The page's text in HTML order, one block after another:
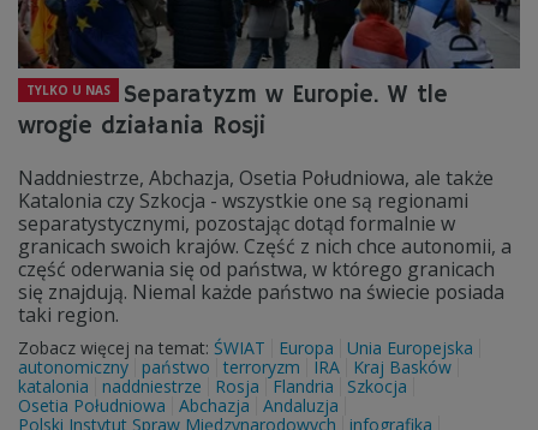
TYLKO U NAS
Separatyzm w Europie. W tle
wrogie działania Rosji
Naddniestrze, Abchazja, Osetia Południowa, ale także
Katalonia czy Szkocja - wszystkie one są regionami
separatystycznymi, pozostając dotąd formalnie w
granicach swoich krajów. Część z nich chce autonomii, a
część oderwania się od państwa, w którego granicach
się znajdują. Niemal każde państwo na świecie posiada
taki region.
Zobacz więcej na temat: ŚWIAT Europa
Unia Europejska
autonomiczny
państwo terroryzm IRA
Kraj Basków
katalonia
naddniestrze Rosja Flandria
Szkocja
Osetia Południowa
Abchazja
Andaluzja
Polski Instytut Spraw Międzynarodowych
infografika